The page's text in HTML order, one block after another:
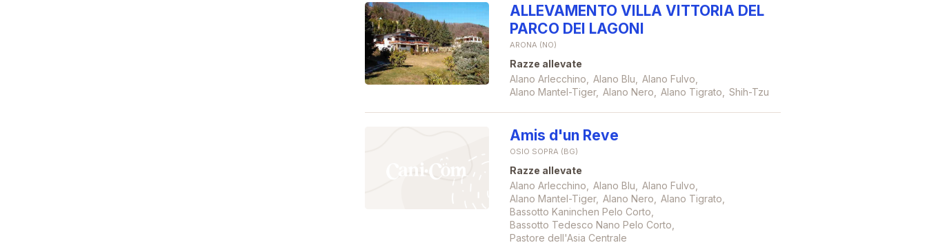
ALLEVAMENTO VILLA VITTORIA DEL
PARCO DEI LAGONI
ARONA (NO)
Razze allevate
Alano Arlecchino
Alano Blu
Alano Fulvo
Alano Mantel-Tiger
Alano Nero Alano Tigrato Shih-Tzu
Amis d'un Reve
OSIO SOPRA (BG)
Razze allevate
Alano Arlecchino
Alano Blu
Alano Fulvo
Alano Mantel-Tiger
Alano Nero
Alano Tigrato
Bassotto Kaninchen Pelo Corto
Bassotto Tedesco Nano Pelo Corto
Pastore dell'Asia Centrale